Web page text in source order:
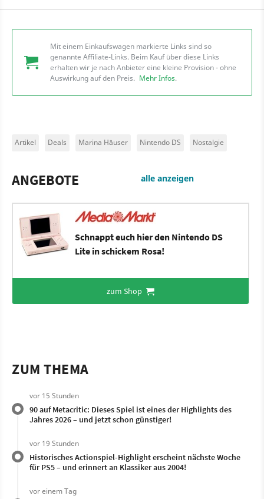
Mit einem Einkaufswagen markierte Links sind so
genannte Affiliate-Links. Beim Kauf über diese Links
erhalten wir je nach Anbieter eine kleine Provision - ohne
Auswirkung auf den Preis. Mehr Infos.
Artikel Deals Marina Häuser Nintendo DS Nostalgie
ANGEBOTE alle anzeigen
Schnappt euch hier den Nintendo DS
Lite in schickem Rosa!
zum Shop
ZUM THEMA
vor 15 Stunden
90 auf Metacritic: Dieses Spiel ist eines der Highlights des
Jahres 2026 – und jetzt schon günstiger!
vor 19 Stunden
Historisches Actionspiel-Highlight erscheint nächste Woche
für PS5 – und erinnert an Klassiker aus 2004!
vor einem Tag